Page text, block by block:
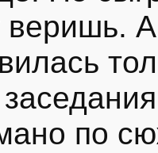
веришь.
по